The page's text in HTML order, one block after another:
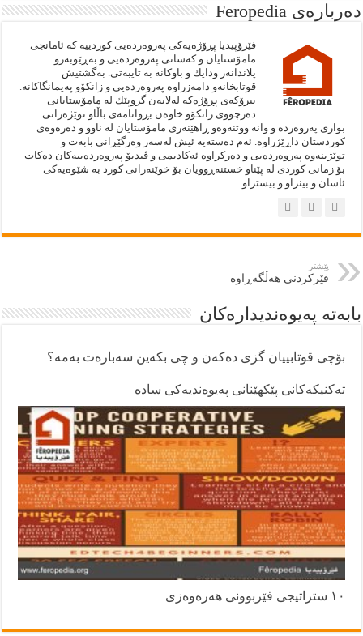
دەربارەى Feropedia
فێرۆپيديا پڕۆژەيەكى په‌روه‌رده‌يى كوردييە كە ئامانجى
مامۆستايان و كەسانى پەروەردەيى و بەڕێوبەرو
پلاندانەر ودايك و باوكانە بە تايبەتى. به‌گشتيش
قوتابخانەو دامەزراوە پەروەردەيى و زانكۆو پەيمانگاكانە.
بيرۆكەى پڕۆژەكە لەلايەن گروپێك لە مامۆستايانى
دەرچووى زانكۆو خاوەن بڕوانامەى باڵاو توێژەرانى
بوارى پەروەردە و وانە ووتنەوەو ڕاهێنەرى مامۆستايان لە ناوو و دەرەوەى
كوردستان داڕێژراوە. ئەم دەستەيه‌ ئيش لەسەر وەرگێڕانى بابەت و
توێژينەوە پەروەردەيى و دەركراوە ئەكاديمى و ڤيديۆ پەروەردەييەكان دەكات
بۆ زمانى كوردى لە پێناو خستنەڕوويان بۆ خوێنەرانى كورد بە شێوەيەكى
ئاسان و بينراو و بيستراو.
پێشتر
فێركردنى هەڵگەڕاوە
بابەتە پەيوەنديدارەكان
بۆچی قوتابییان گزی دەکەن و چی بکەین سەبارەت بەمە؟
تەکنیکەکانی پێکهێنانی پەیوەندیەکی سادە
١٠ ستراتیجی فێربوونی هەرەوەزی